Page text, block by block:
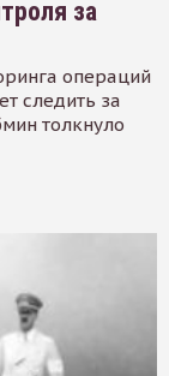
за
операций
следить за
толкнуло